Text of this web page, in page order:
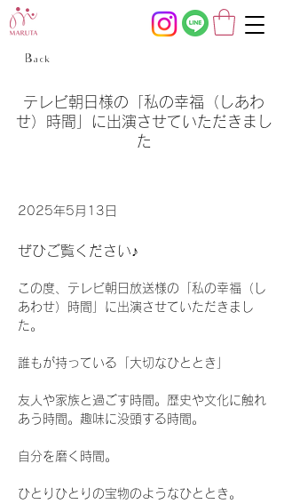
< Back
テレビ朝日様の「私の幸福（しあわ
せ）時間」に出演させていただきまし
た
2025年5月13日
ぜひご覧ください♪
この度、テレビ朝日放送様の「私の幸福（し
あわせ）時間」に出演させていただきまし
た。
誰もが持っている「大切なひととき」
友人や家族と過ごす時間。歴史や文化に触れ
あう時間。趣味に没頭する時間。
自分を磨く時間。
ひとりひとりの宝物のようなひととき。